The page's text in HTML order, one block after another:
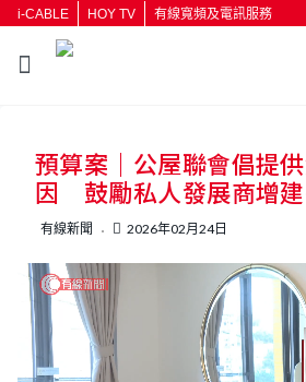
i-CABLE HOY TV 有線寬頻及電訊服務
按輸入鍵開始搜尋
預算案｜公屋聯會倡提
因 鼓勵私人發展商增
有線新聞 2026年02月24日